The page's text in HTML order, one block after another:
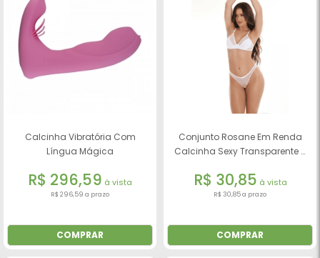
Calcinha Vibratória Com
Língua Mágica
R$ 296,59 à vista
R$ 296,59 a prazo
COMPRAR
Conjunto Rosane Em Renda
Calcinha Sexy Transparente -
R$ 30,85 à vista
R$ 30,85 a prazo
COMPRAR